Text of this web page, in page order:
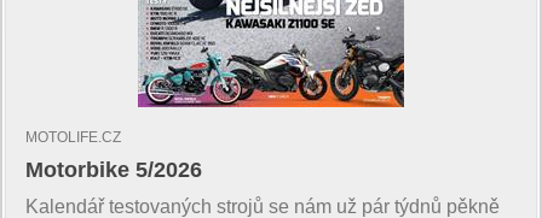
MOTOLIFE.CZ
Motorbike 5/2026
Kalendář testovaných strojů se nám už pár týdnů pěkně